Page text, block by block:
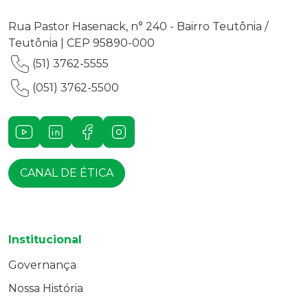
Rua Pastor Hasenack, n° 240 - Bairro Teutônia /
Teutônia | CEP 95890-000
(51) 3762-5555
(051) 3762-5500
YoutubeLinkedInFacebookInstagram
CANAL DE ÉTICA
Institucional
Governança
Nossa História